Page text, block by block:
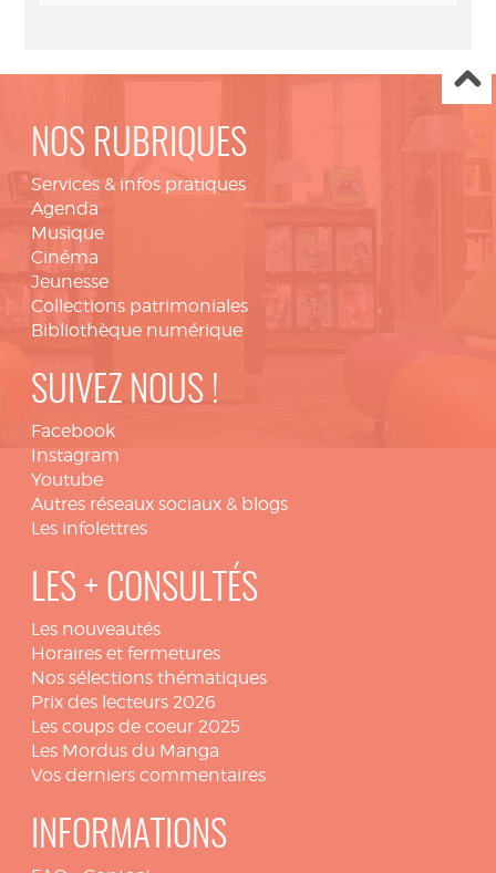
NOS RUBRIQUES
Services & infos pratiques
Agenda
Musique
Cinéma
Jeunesse
Collections patrimoniales
Bibliothèque numérique
SUIVEZ NOUS !
Facebook
Instagram
Youtube
Autres réseaux sociaux & blogs
Les infolettres
LES + CONSULTÉS
Les nouveautés
Horaires et fermetures
Nos sélections thématiques
Prix des lecteurs 2026
Les coups de coeur 2025
Les Mordus du Manga
Vos derniers commentaires
INFORMATIONS